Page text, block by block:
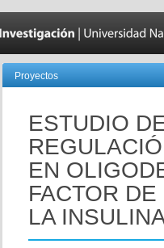
Proyectos
ESTUDIO
EN
FACTOR
LA